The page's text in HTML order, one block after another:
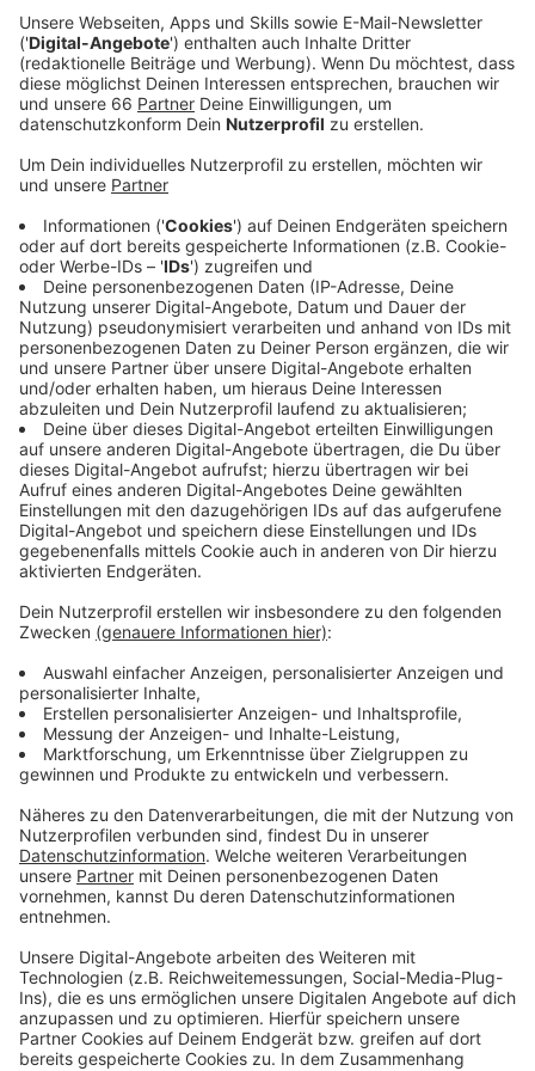
aktuell im Homeoffice als im ersten Lockdown. Das
zeigt eine Umfrage der Hans-Böckler-Stiftung.
Veröffentlicht:Mittwoch, 27.01.2021 06:49
Anzeige
In Düsseldorf wird Homeoffice zudem ganz
unterschiedlich gelebt. Bei den Behörden wird meist
gar nicht erfasst, wer im Homeoffice ist. In der
Privatwirtschaft ist das transparenter. Das hat eine
Antenne-Düsseldorf-Recherche ergeben. Demnach
arbeiten bei Vodafone und Henkel über 90 Prozent aus
dem Homeoffice. Bei der Stadtverwaltung und der
Staatsanwaltschaft wird gar nicht erfasst, wer im
Homeoffice ist. Bei der Bezirksregierung arbeitet rund
die Hälfte aus dem Homeoffice.
Mehr Infos und Links zum Thema:
Transparenz beim Thema Homeoffice?
Fehlanzeige!
Umfrage der Hans-Böckler-Stiftung!
Studie der Universität Mannheim!
Bundesarbeitsministerium plant
Homeofficevorgaben!
Motivationskicks fürs Homeoffice!
Dürfen Arbeitgeber ihre Mitarbeiter im Homeoffice
überwachen?
Diskussion um mehr Homeoffice!